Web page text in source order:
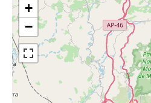
+
−